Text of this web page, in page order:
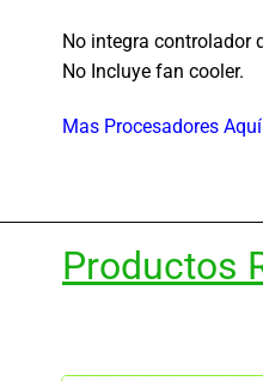
No integra controlador
No Incluye fan cooler.
Mas Procesadores
Productos